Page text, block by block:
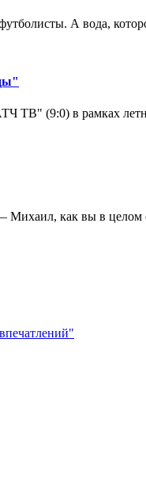
А вода,
ТВ" (9:0) в рамках
Михаил, как вы в